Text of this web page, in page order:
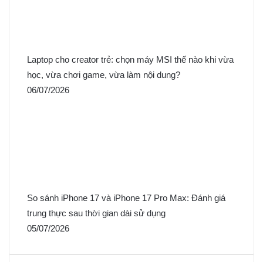
Laptop cho creator trẻ: chọn máy MSI thế nào khi vừa
học, vừa chơi game, vừa làm nội dung?
06/07/2026
So sánh iPhone 17 và iPhone 17 Pro Max: Đánh giá
trung thực sau thời gian dài sử dụng
05/07/2026